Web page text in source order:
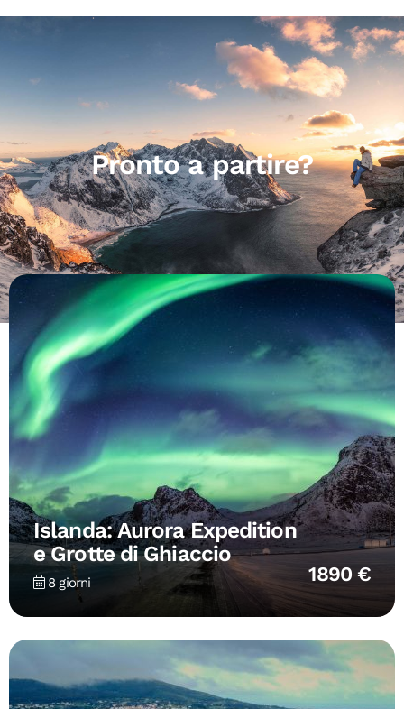
Pronto a partire?
Islanda: Aurora Expedition
e Grotte di Ghiaccio
8 giorni 1890 €